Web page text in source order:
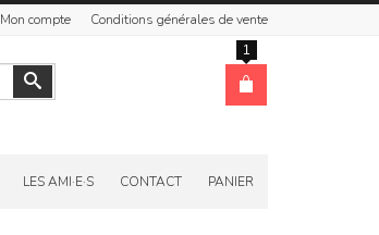
Mon compte Conditions générales de vente
1
LES AMI·E·S CONTACT PANIER